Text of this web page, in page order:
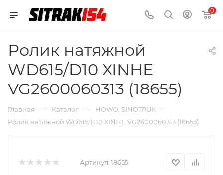
0
Ролик натяжной
WD615/D10 XINHE
VG2600060313 (18655)
Главная — Каталог — HOWO, SINOTRUK —
Ролик натяжной WD615/D10 XINHE VG2600060313 (18655)
Артикул: 18655